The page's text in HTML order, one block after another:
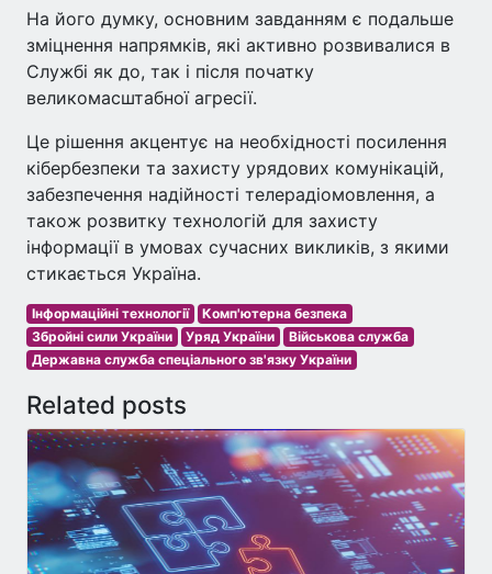
На його думку, основним завданням є подальше
зміцнення напрямків, які активно розвивалися в
Службі як до, так і після початку
великомасштабної агресії.
Це рішення акцентує на необхідності посилення
кібербезпеки та захисту урядових комунікацій,
забезпечення надійності телерадіомовлення, а
також розвитку технологій для захисту
інформації в умовах сучасних викликів, з якими
стикається Україна.
Інформаційні технології
Комп'ютерна безпека
Збройні сили України
Уряд України
Військова служба
Державна служба спеціального зв'язку України
Related posts